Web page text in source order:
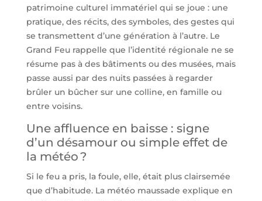
patrimoine culturel immatériel qui se joue : une
pratique, des récits, des symboles, des gestes qui
se transmettent d’une génération à l’autre. Le
Grand Feu rappelle que l’identité régionale ne se
résume pas à des bâtiments ou des musées, mais
passe aussi par des nuits passées à regarder
brûler un bûcher sur une colline, en famille ou
entre voisins.
Une affluence en baisse : signe
d’un désamour ou simple effet de
la météo ?
Si le feu a pris, la foule, elle, était plus clairsemée
que d’habitude. La météo maussade explique en